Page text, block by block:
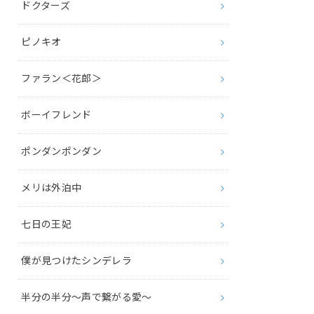
ドクターズ
ピノキオ
ファラン＜花郎＞
ボーイフレンド
ポンダンポンダン
メリは外泊中
七日の王妃
僕が見つけたシンデレラ
半分の半分～声で繋がる愛～